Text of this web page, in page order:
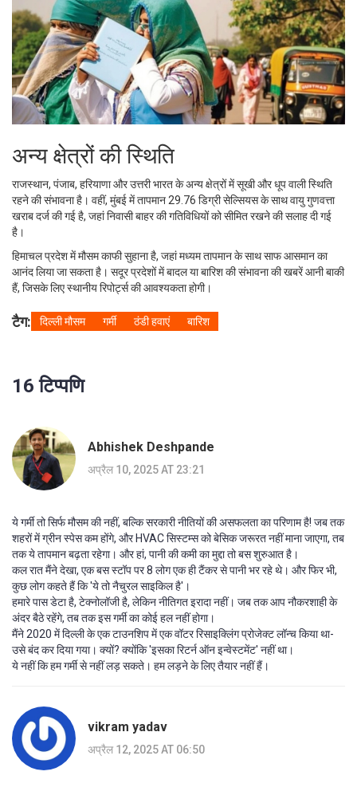
अन्य क्षेत्रों की स्थिति
राजस्थान, पंजाब, हरियाणा और उत्तरी भारत के अन्य क्षेत्रों में सूखी और धूप वाली स्थिति
रहने की संभावना है। वहीं, मुंबई में तापमान 29.76 डिग्री सेल्सियस के साथ वायु गुणवत्ता
खराब दर्ज की गई है, जहां निवासी बाहर की गतिविधियों को सीमित रखने की सलाह दी गई
है।
हिमाचल प्रदेश में मौसम काफी सुहाना है, जहां मध्यम तापमान के साथ साफ आसमान का
आनंद लिया जा सकता है। सदूर प्रदेशों में बादल या बारिश की संभावना की खबरें आनी बाकी
हैं, जिसके लिए स्थानीय रिपोर्ट्स की आवश्यकता होगी।
टैग: दिल्ली मौसम गर्मी ठंडी हवाएं बारिश
16 टिप्पणि
Abhishek Deshpande
अप्रैल 10, 2025 AT 23:21
ये गर्मी तो सिर्फ मौसम की नहीं, बल्कि सरकारी नीतियों की असफलता का परिणाम है! जब तक
शहरों में ग्रीन स्पेस कम होंगे, और HVAC सिस्टम्स को बेसिक जरूरत नहीं माना जाएगा, तब
तक ये तापमान बढ़ता रहेगा। और हां, पानी की कमी का मुद्दा तो बस शुरुआत है।
कल रात मैंने देखा, एक बस स्टॉप पर 8 लोग एक ही टैंकर से पानी भर रहे थे। और फिर भी,
कुछ लोग कहते हैं कि 'ये तो नैचुरल साइकिल है'।
हमारे पास डेटा है, टेक्नोलॉजी है, लेकिन नीतिगत इरादा नहीं। जब तक आप नौकरशाही के
अंदर बैठे रहेंगे, तब तक इस गर्मी का कोई हल नहीं होगा।
मैंने 2020 में दिल्ली के एक टाउनशिप में एक वॉटर रिसाइक्लिंग प्रोजेक्ट लॉन्च किया था-
उसे बंद कर दिया गया। क्यों? क्योंकि 'इसका रिटर्न ऑन इन्वेस्टमेंट' नहीं था।
ये नहीं कि हम गर्मी से नहीं लड़ सकते। हम लड़ने के लिए तैयार नहीं हैं।
vikram yadav
अप्रैल 12, 2025 AT 06:50